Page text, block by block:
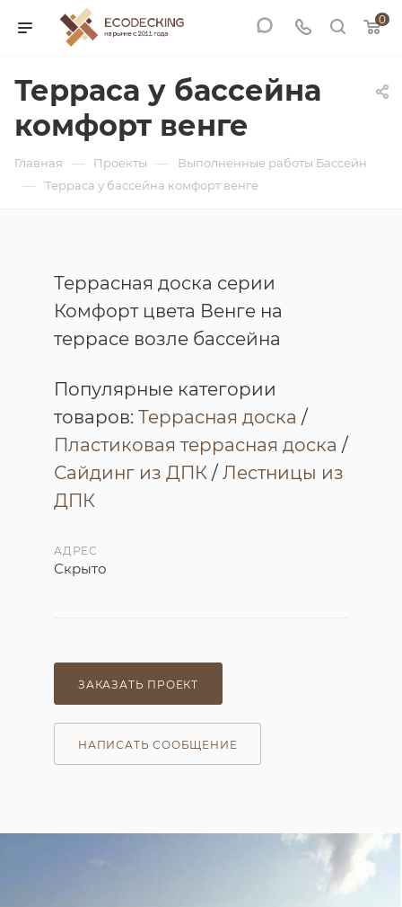
0
Терраса у бассейна
комфорт венге
Главная — Проекты — Выполненные работы Бассейн
— Терраса у бассейна комфорт венге
Террасная доска серии
Комфорт цвета Венге на
террасе возле бассейна
Популярные категории
товаров: Террасная доска /
Пластиковая террасная доска /
Сайдинг из ДПК / Лестницы из
ДПК
АДРЕС
Скрыто
ЗАКАЗАТЬ ПРОЕКТ
НАПИСАТЬ СООБЩЕНИЕ